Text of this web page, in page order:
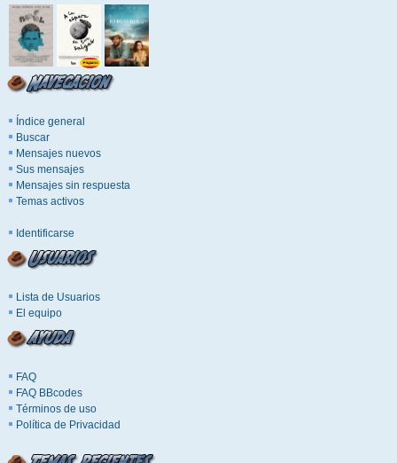
Índice general
Buscar
Mensajes nuevos
Sus mensajes
Mensajes sin respuesta
Temas activos
Identificarse
Lista de Usuarios
El equipo
FAQ
FAQ BBcodes
Términos de uso
Política de Privacidad